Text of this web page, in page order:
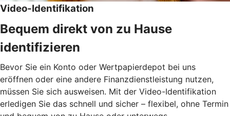
Video-Identifikation
Bequem direkt von zu Hause
identifizieren
Bevor Sie ein Konto oder Wertpapierdepot bei uns
eröffnen oder eine andere Finanzdienstleistung nutzen,
müssen Sie sich ausweisen. Mit der Video-Identifikation
erledigen Sie das schnell und sicher – flexibel, ohne Termin